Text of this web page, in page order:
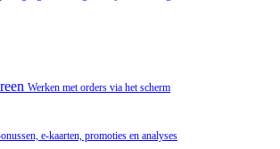
Werken met orders via het scherm
e‑kaarten, promoties en analyses